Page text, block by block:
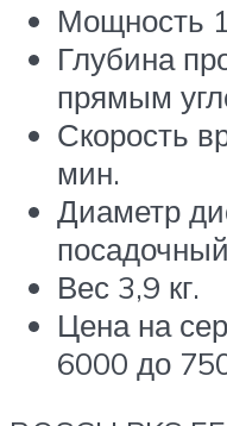
Мощность
Глубина
прямым
Скорость
мин.
Диаметр
Вес 3,9 кг.
Цена на
6000 до